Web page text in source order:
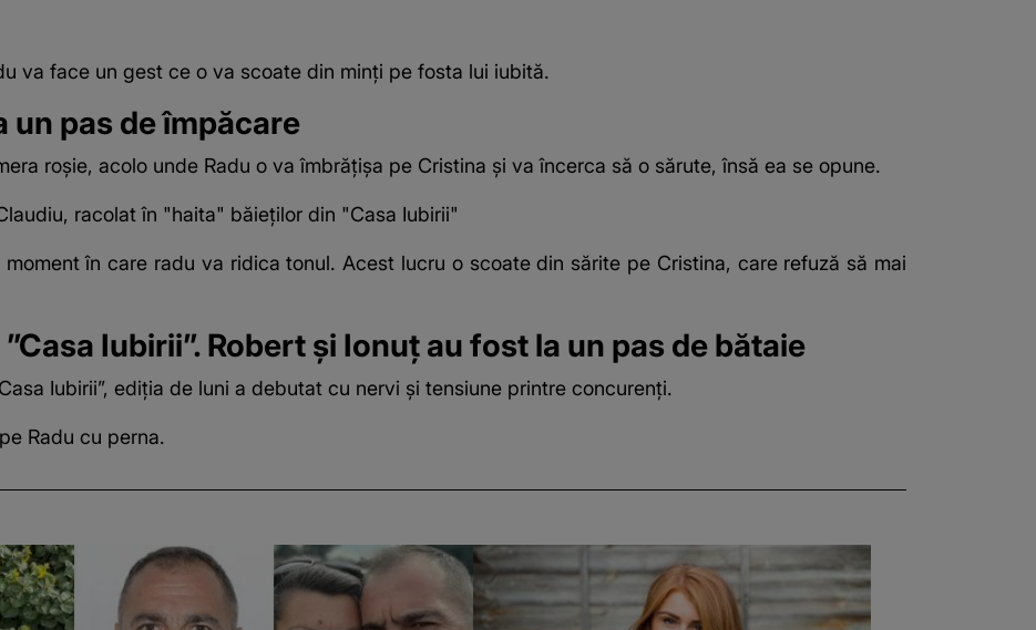
va face un gest ce o va scoate din minți pe fosta lui iubită.
un pas de împăcare
roșie, acolo unde Radu o va îmbrățișa pe Cristina și va încerca să o sărute, însă ea se opune.
racolat în "haita" băieților din "Casa Iubirii"
în care radu va ridica tonul. Acest lucru o scoate din sărite pe Cristina, care refuză să mai
Iubirii”. Robert și Ionuț au fost la un pas de bătaie
Iubirii”, ediția de luni a debutat cu nervi și tensiune printre concurenți.
Radu cu perna.